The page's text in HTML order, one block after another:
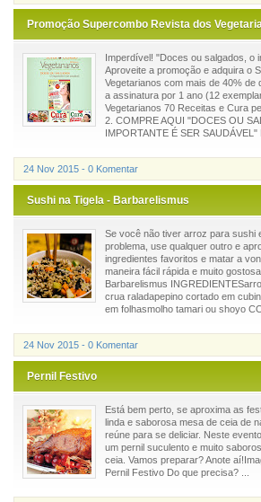
Promoção Supercombo Revista dos
Imperdível! "Doces ou salgados, o
Aproveite a promoção e adquira o
Vegetarianos com mais de 40% de
a assinatura por 1 ano (12
Vegetarianos 70 Receitas e Cura
2. COMPRE AQUI "DOCES OU
IMPORTANTE É SER SAUDÁVEL"
24 Nov 2015 - 0 Komentar
Sushi na Tigela - Barbarelismus
Se você não tiver arroz para sushi
problema, use qualquer outro e
ingredientes favoritos e matar a
maneira fácil rápida e muito gostosa.
Barbarelismus
crua raladapepino cortado em
em folhasmolho tamari ou shoyo
24 Nov 2015 - 0 Komentar
Pernil Festivo
Está bem perto, se aproxima as
linda e saborosa mesa de ceia de
reúne para se deliciar. Neste
um pernil suculento e muito
ceia. Vamos preparar? Anote
Pernil Festivo Do que precisa? ...